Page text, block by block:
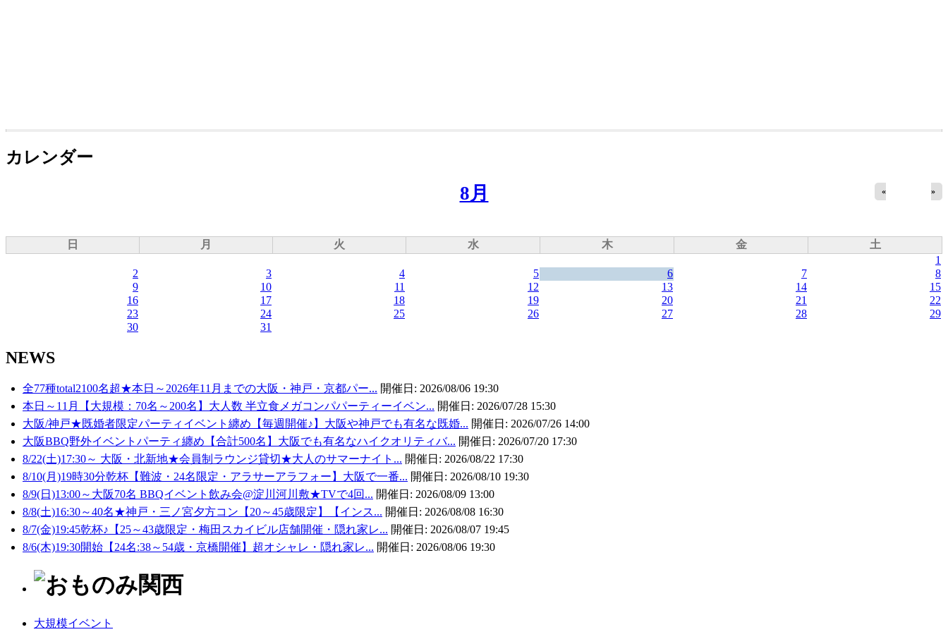
カレンダー
8月 « »
日 月 火 水 木 金
土
1
2
3 4 5 6 7
8
9
10 11 12 13 14
15
16
17 18 19 20 21
22
23
24 25 26 27 28
29
30
31
NEWS
全77種total2100名超★本日～2026年11月までの大阪・神戸・京都パー... 開催日: 2026/08/06 19:30
本日～11月【大規模：70名～200名】大人数 半立食メガコンパパーティーイベン... 開催日: 2026/07/28 15:30
大阪/神戸★既婚者限定パーティイベント纏め【毎週開催♪】大阪や神戸でも有名な既婚... 開催日: 2026/07/26 14:00
大阪BBQ野外イベントパーティ纏め【合計500名】大阪でも有名なハイクオリティバ... 開催日: 2026/07/20 17:30
8/22(土)17:30～ 大阪・北新地★会員制ラウンジ貸切★大人のサマーナイト... 開催日: 2026/08/22 17:30
8/10(月)19時30分乾杯【難波・24名限定・アラサーアラフォー】大阪で一番... 開催日: 2026/08/10 19:30
8/9(日)13:00～大阪70名 BBQイベント飲み会@淀川河川敷★TVで4回... 開催日: 2026/08/09 13:00
8/8(土)16:30～40名★神戸・三ノ宮夕方コン【20～45歳限定】【インス... 開催日: 2026/08/08 16:30
8/7(金)19:45乾杯♪【25～43歳限定・梅田スカイビル店舗開催・隠れ家レ... 開催日: 2026/08/07 19:45
8/6(木)19:30開始【24名:38～54歳・京橋開催】超オシャレ・隠れ家レ... 開催日: 2026/08/06 19:30
大規模イベント